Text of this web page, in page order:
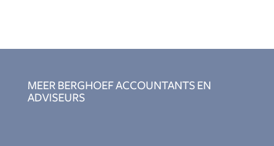
MEER BERGHOEF ACCOUNTANTS EN
ADVISEURS